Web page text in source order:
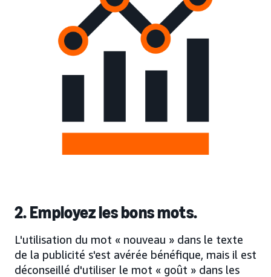
2. Employez les bons mots.
L'utilisation du mot « nouveau » dans le texte
de la publicité s'est avérée bénéfique, mais il est
déconseillé d'utiliser le mot « goût » dans les